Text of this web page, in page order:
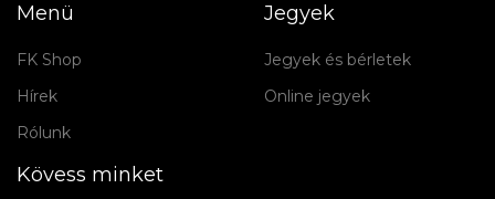
Menü
FK Shop
Hírek
Rólunk
Jegyek
Jegyek és bérletek
Online jegyek
Kövess minket